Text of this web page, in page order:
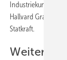
Industriekunden im
Hallvard Granheim,
Statkraft.
Weitere